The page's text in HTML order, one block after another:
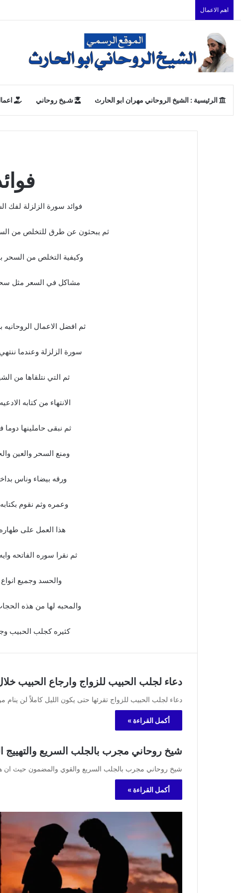
اهم الاعمال
الرئيسية : الشيخ الروحاني مهران ابو الحارث شـيخ روحاني
فوائد سورة الزلزلة لفك
ثم يبحثون عن طرق للتخلص من
وكيفية التخلص من السحر
مشاكل في السعر مثل سحر
ثم افضل الاعمال
سورة الزلزلة وعندما
ثم التي نتلقاها من
الانتهاء من كتابه
ثم نبقى حاملينها
ومنع السحر والعين
ورقه بيضاء وناس
وعمره وثم نقوم
هذا العمل على طهاره في يوم الجمعه في
ثم نقرا سوره الفاتحه
والحسد وجميع
والمحبه لها من هذه
كثيره كجلب الحبيب
دعاء لجلب الحبيب للزواج وارجاع الحبيب خلال
دعاء لجلب الحبيب للزواج تقرئها حتى يكون الليل كاملاً لن ينام من
أكمل القراءة »
شيخ روحاني مجرب بالجلب السريع والتهييج
شيخ روحاني مجرب بالجلب السريع والقوي والمضمون حيث ان
أكمل القراءة »